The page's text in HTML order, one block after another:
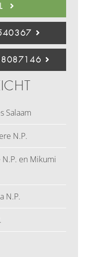
Salaam
N.P.
en Mikumi
N.P.